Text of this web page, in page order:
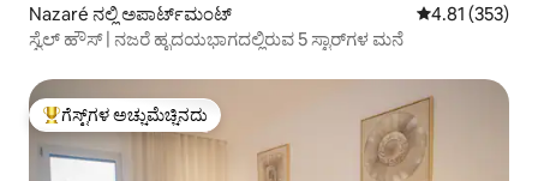
Nazaré ನಲ್ಲಿ ಅಪಾರ್ಟ್‌ಮಂಟ್ 5 ರಲ್ಲಿ 4.81
4.81 (353)
ಸ್ವೆಲ್ ಹೌಸ್ | ನಜರೆ ಹೃದಯಭಾಗದಲ್ಲಿರುವ 5 ಸ್ಟಾರ್‌ಗಳ ಮನೆ
ಗೆಸ್ಟ್‌ಗಳಿಗೆ ಅತಿ ಹೆಚ್ಚು ಅಚ್ಚುಮೆಚ್ಚಿನದು
ಗೆಸ್ಟ್‌ಗಳ ಅಚ್ಚುಮೆಚ್ಚಿನದು